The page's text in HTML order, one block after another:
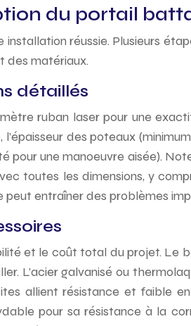
du portail
réussie. Plusieurs
des matériaux.
détaillés
ruban laser pour une
des poteaux
une manoeuvre aisée).
toutes les dimensions, y
entraîner des problèmes
et le coût total du projet. Le
L’acier galvanisé ou
allient résistance et faible
pour sa résistance à la